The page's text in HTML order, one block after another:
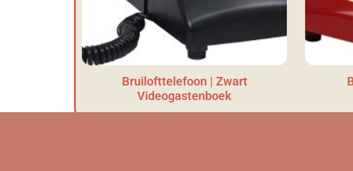
Bruilofttelefoon | Zwart
Videogastenboek